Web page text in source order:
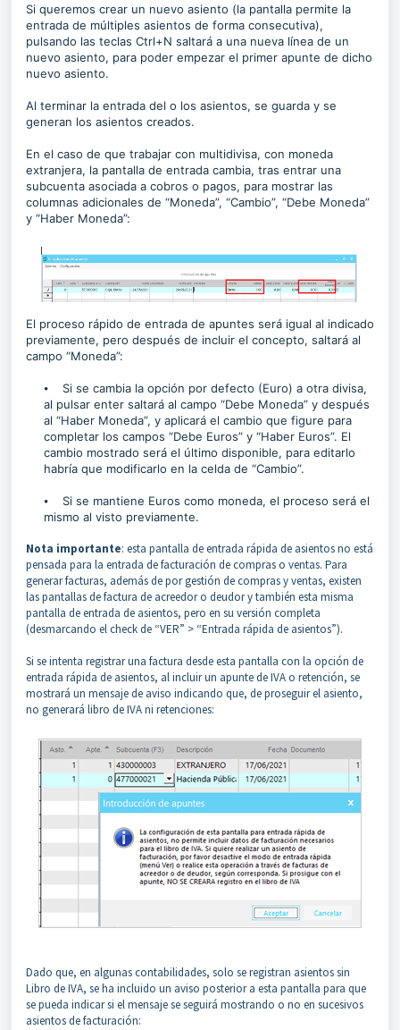
Si queremos crear un nuevo asiento (la pantalla permite la
entrada de múltiples asientos de forma consecutiva),
pulsando las teclas Ctrl+N saltará a una nueva línea de un
nuevo asiento, para poder empezar el primer apunte de dicho
nuevo asiento.
Al terminar la entrada del o los asientos, se guarda y se
generan los asientos creados.
En el caso de que trabajar con multidivisa, con moneda
extranjera, la pantalla de entrada cambia, tras entrar una
subcuenta asociada a cobros o pagos, para mostrar las
columnas adicionales de “Moneda”, “Cambio”, “Debe Moneda”
y “Haber Moneda”:
El proceso rápido de entrada de apuntes será igual al indicado
previamente, pero después de incluir el concepto, saltará al
campo “Moneda”:
⦁ Si se cambia la opción por defecto (Euro) a otra divisa,
al pulsar enter saltará al campo “Debe Moneda” y después
al “Haber Moneda”, y aplicará el cambio que figure para
completar los campos “Debe Euros” y “Haber Euros”. El
cambio mostrado será el último disponible, para editarlo
habría que modificarlo en la celda de “Cambio”.
⦁ Si se mantiene Euros como moneda, el proceso será el
mismo al visto previamente.
Nota importante: esta pantalla de entrada rápida de asientos no está
pensada para la entrada de facturación de compras o ventas. Para
generar facturas, además de por gestión de compras y ventas, existen
las pantallas de factura de acreedor o deudor y también esta misma
pantalla de entrada de asientos, pero en su versión completa
(desmarcando el check de “VER” > “Entrada rápida de asientos”).
Si se intenta registrar una factura desde esta pantalla con la opción de
entrada rápida de asientos, al incluir un apunte de IVA o retención, se
mostrará un mensaje de aviso indicando que, de proseguir el asiento,
no generará libro de IVA ni retenciones:
Dado que, en algunas contabilidades, solo se registran asientos sin
Libro de IVA, se ha incluido un aviso posterior a esta pantalla para que
se pueda indicar si el mensaje se seguirá mostrando o no en sucesivos
asientos de facturación: